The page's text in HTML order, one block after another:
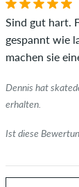
Sind gut hart.
gespannt wie
machen sie
Dennis hat
erhalten.
Ist diese